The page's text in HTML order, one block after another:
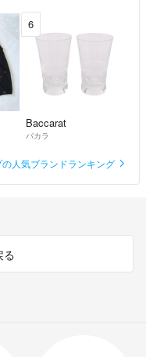
6
Baccarat
バカラ
人気ブランドランキング